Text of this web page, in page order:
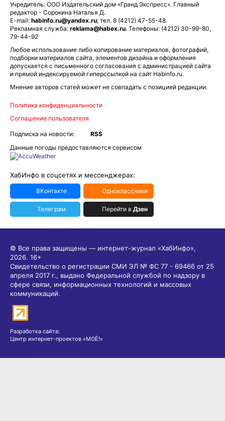
Учредитель: ООО Издательский дом «Гранд Экспресс». Главный
редактор - Сорокина Наталья Д.
E-mail: habinfo.ru@yandex.ru; тел. 8 (4212) 47-55-48.
Рекламная служба: reklama@habex.ru. Телефоны: (4212) 30-99-80,
79-44-92
Любое использование либо копирование материалов, фотографий,
подборки материалов сайта, элементов дизайна и оформления
допускается с письменного согласования с администрацией сайта
и прямой индексируемой гиперссылкой на сайт Habinfo.ru.
Мнение авторов статей может не совпадать с позицией редакции.
Политика конфиденциальности
Соглашение пользователя
Подписка на новости:
RSS
Данные погоды предоставляются сервисом
ХабИнфо в соцсетях и мессенджерах:
ВКонтакте Одноклассники
Телеграм Перейти в Дзен
© Все права защищены — интернет-журнал «ХабИнфо»,
2026. 16+
Свидетельство о регистрации СМИ ЭЛ № ФС 77 - 69466 от 25
апреля 2017 г., выдано Федеральной службой по надзору в
сфере связи, информационных технологий и массовых
коммуникаций.
Разработка сайта:
Центр интернет-проектов «МОЁ!»